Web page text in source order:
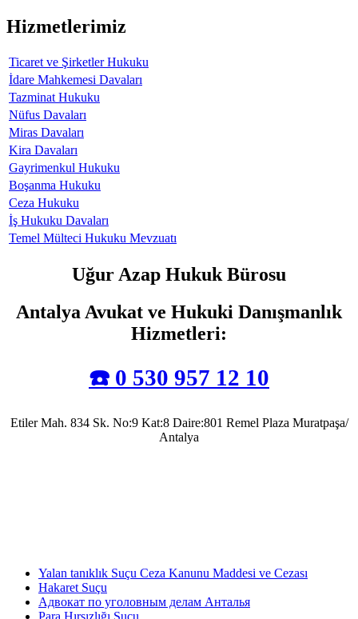
Hizmetlerimiz
Ticaret ve Şirketler Hukuku
İdare Mahkemesi Davaları
Tazminat Hukuku
Nüfus Davaları
Miras Davaları
Kira Davaları
Gayrimenkul Hukuku
Boşanma Hukuku
Ceza Hukuku
İş Hukuku Davaları
Temel Mülteci Hukuku Mevzuatı
Uğur Azap Hukuk Bürosu
Antalya Avukat ve Hukuki Danışmanlık
Hizmetleri:
☎️ 0 530 957 12 10
Etiler Mah. 834 Sk. No:9 Kat:8 Daire:801 Remel Plaza Muratpaşa/
Antalya
Yalan tanıklık Suçu Ceza Kanunu Maddesi ve Cezası
Hakaret Suçu
Адвокат по уголовным делам Анталья
Para Hırsızlığı Suçu